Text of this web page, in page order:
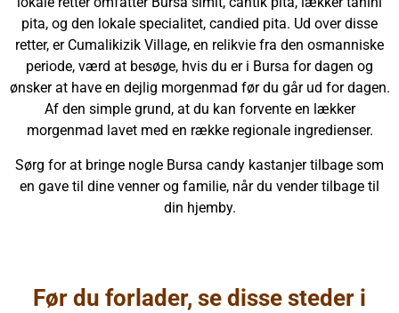
pita, og den lokale specialitet, candied pita. Ud over disse
retter, er Cumalikizik Village, en relikvie fra den osmanniske
periode, værd at besøge, hvis du er i Bursa for dagen og
ønsker at have en dejlig morgenmad før du går ud for dagen.
Af den simple grund, at du kan forvente en lækker
morgenmad lavet med en række regionale ingredienser.
Sørg for at bringe nogle Bursa candy kastanjer tilbage som
en gave til dine venner og familie, når du vender tilbage til
din hjemby.
Før du forlader, se disse steder i